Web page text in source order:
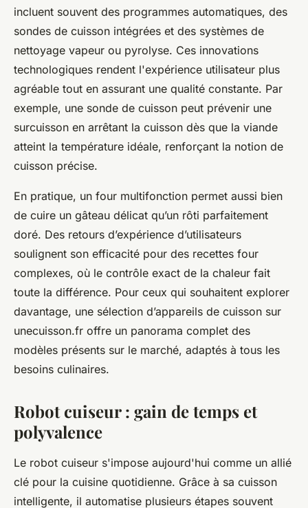
incluent souvent des programmes automatiques, des
sondes de cuisson intégrées et des systèmes de
nettoyage vapeur ou pyrolyse. Ces innovations
technologiques rendent l'expérience utilisateur plus
agréable tout en assurant une qualité constante. Par
exemple, une sonde de cuisson peut prévenir une
surcuisson en arrêtant la cuisson dès que la viande
atteint la température idéale, renforçant la notion de
cuisson précise.
En pratique, un four multifonction permet aussi bien
de cuire un gâteau délicat qu’un rôti parfaitement
doré. Des retours d’expérience d’utilisateurs
soulignent son efficacité pour des recettes four
complexes, où le contrôle exact de la chaleur fait
toute la différence. Pour ceux qui souhaitent explorer
davantage, une sélection d’appareils de cuisson sur
unecuisson.fr offre un panorama complet des
modèles présents sur le marché, adaptés à tous les
besoins culinaires.
Robot cuiseur : gain de temps et
polyvalence
Le robot cuiseur s'impose aujourd'hui comme un allié
clé pour la cuisine quotidienne. Grâce à sa cuisson
intelligente, il automatise plusieurs étapes souvent